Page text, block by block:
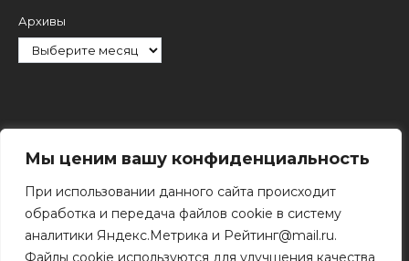
Мы ценим вашу конфиденциальность
При использовании данного сайта происходит
обработка и передача файлов cookie в систему
аналитики Яндекс.Метрика и Рейтинг@mail.ru.
Файлы cookie используются для улучшения качества
Архивы